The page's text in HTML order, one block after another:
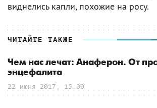
виднелись капли, похожие на росу.
ЧИТАЙТЕ ТАКЖЕ
Чем нас лечат: Анаферон. От
энцефалита
22 июня 2017, 15:00